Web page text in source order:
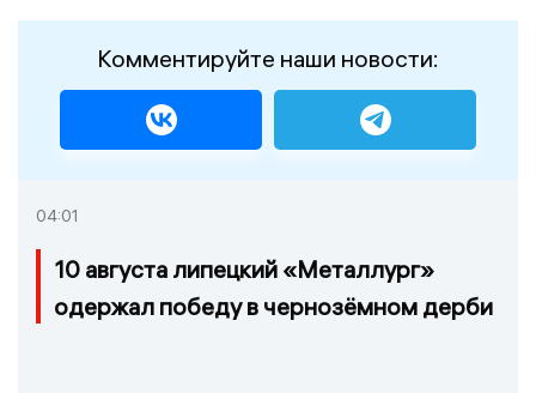
Комментируйте наши новости:
04:01
10 августа липецкий «Металлург»
одержал победу в чернозёмном дерби